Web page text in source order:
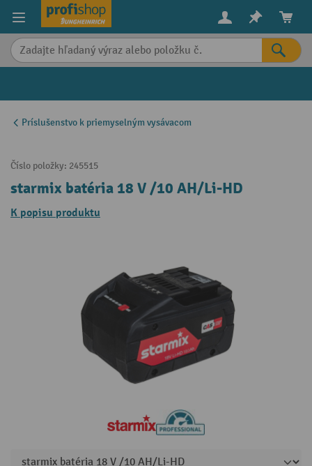
content
Príslušenstvo k priemyselným vysávacom
Číslo položky: 245515
starmix batéria 18 V /10 AH/Li-HD
K popisu produktu